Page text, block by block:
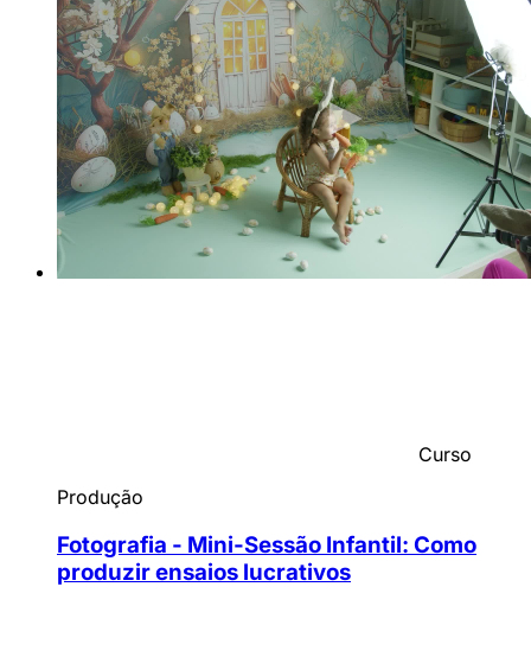
Curso
Produção
Fotografia - Mini-Sessão Infantil: Como
produzir ensaios lucrativos